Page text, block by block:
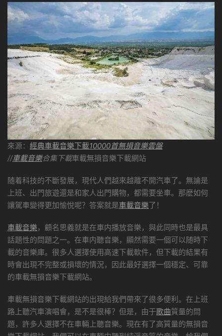
來源： 經典車載音樂下載10000首無損音樂雲盤
//車載音樂合集下載車載無損音樂下載網站
随着科技的不斷發展，現代人們越來越離不開汽車了。無論是
上班、出門旅遊還是和家人出門購物，都需要坐車。那麽如何
讓駕車變得更加愉悅呢？答案就是車載音樂了！
車載音樂 ，顧名思義就是在車内播放音樂，與此同時也是最具
話題性的問題之一。在車内聽音樂，顯然需要一個可以随時下
載的音樂庫。很多人選擇使用高速下載軟件，但下載的結果有
時會出現不完整或損壞的情況，因此最好選擇一個穩定、可靠
的車載無損音樂下載網站。
車載無損音樂下載網站的出現給我們帶來了很多便利。在上班
路上聽汽車演唱會，是不是很棒？但是，由于歌曲質量的問
題，許多人選擇不在車輛上聽音樂。現在有了高質量的無損音